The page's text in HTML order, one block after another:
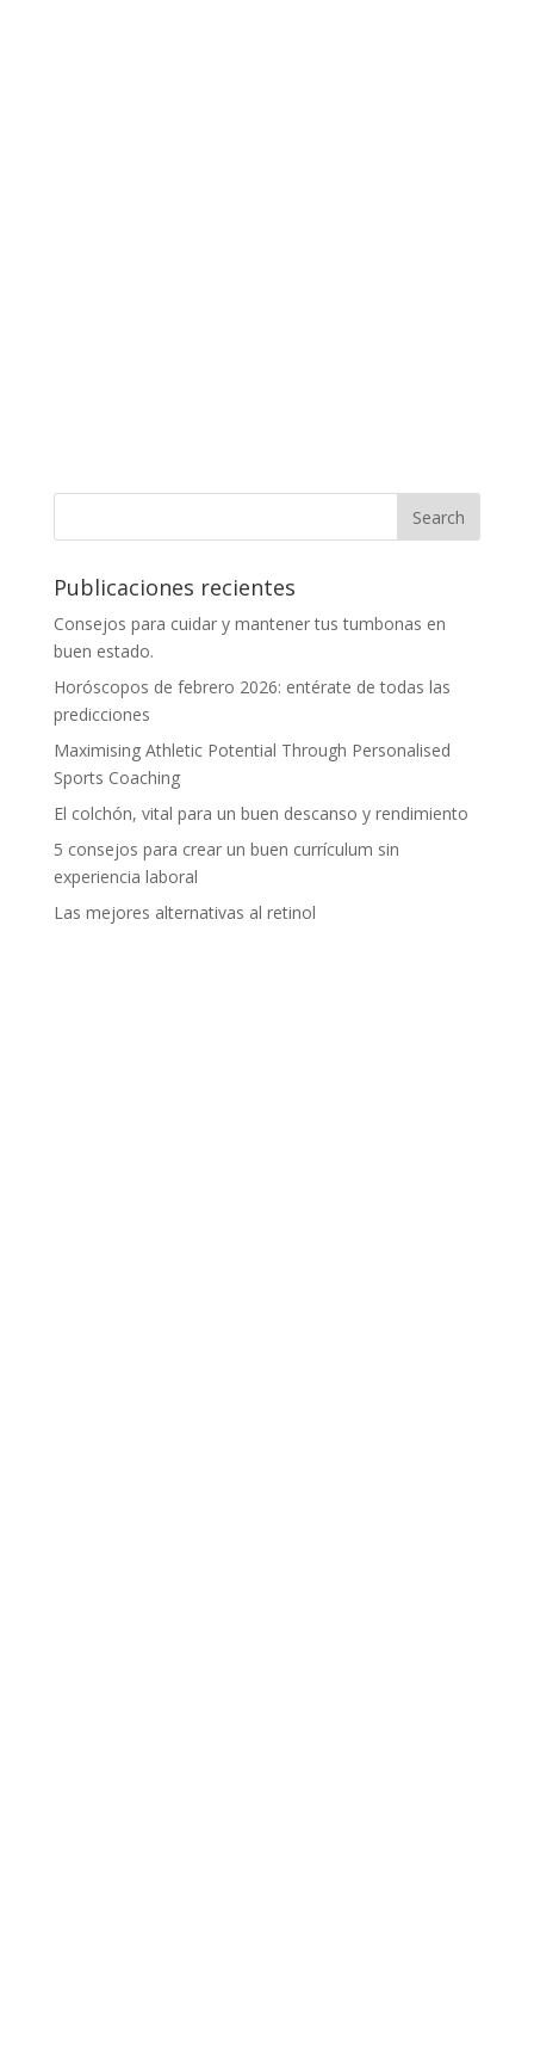
Publicaciones recientes
Consejos para cuidar y mantener tus tumbonas en
buen estado.
Horóscopos de febrero 2026: entérate de todas las
predicciones
Maximising Athletic Potential Through Personalised
Sports Coaching
El colchón, vital para un buen descanso y rendimiento
5 consejos para crear un buen currículum sin
experiencia laboral
Las mejores alternativas al retinol